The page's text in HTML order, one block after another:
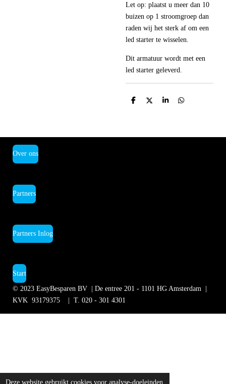
Deze website gebruikt cookies voor analyse-doeleinden
Let op: plaatst u meer dan 10
buizen op 1 stroomgroep dan
raden wij het sterk af om een
led starter te wisselen.
Dit armatuur wordt met een
led starter geleverd.
D
D
S
D
Over ons
Partners
Partners Inlog
Start
© 2023 EasyBesparen BV | De entree 201 - 1101 HG Amsterdam
KVK 93179375 | T. 020 - 301 4301